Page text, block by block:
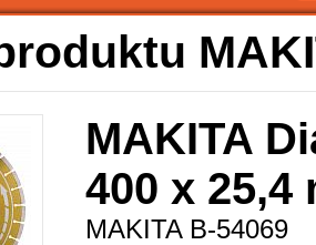
MAKITA
400 x 25,4
MAKITA B-54069